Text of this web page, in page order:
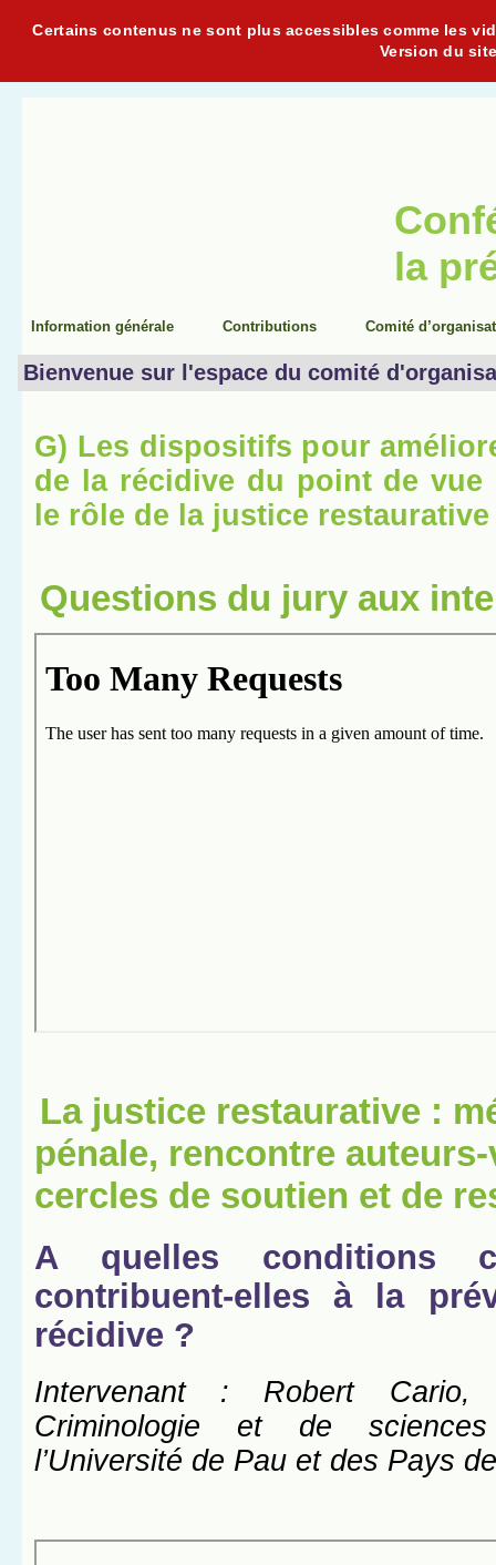
Certains contenus ne sont plus accessibles comme les
Version du
la
Information générale Contributions Comité
Bienvenue sur l'espace du comité
G) Les dispositifs pour
de la récidive du point de vue
le rôle de la justice restaurative
Questions du jury aux
La justice restaurative :
pénale, rencontre
cercles de soutien et de
A quelles conditions
contribuent-elles à la
récidive ?
Intervenant : Robert Cario,
Criminologie et de
l’Université de Pau et des Pays